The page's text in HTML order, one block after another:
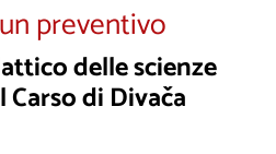
preventivo
delle scienze
di Divača